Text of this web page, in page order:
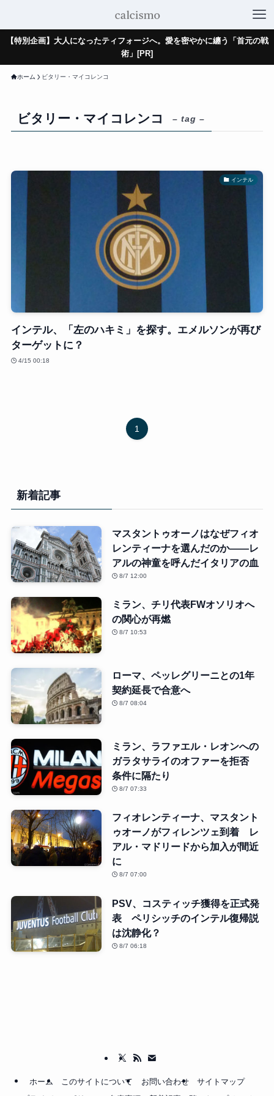
【特別企画】大人になったティフォージへ。愛を密やかに纏う「首元の戦
術」[PR]
ホーム ビタリー・マイコレンコ
ビタリー・マイコレンコ – tag –
インテル
インテル、「左のハキミ」を探す。エメルソンが再び
ターゲットに？
4/15 00:18
1
新着記事
マスタントゥオーノはなぜフィオ
レンティーナを選んだのか――レ
アルの神童を呼んだイタリアの血
8/7 12:00
ミラン、チリ代表FWオソリオへ
の関心が再燃
8/7 10:53
ローマ、ペッレグリーニとの1年
契約延長で合意へ
8/7 08:04
ミラン、ラファエル・レオンへの
ガラタサライのオファーを拒否
条件に隔たり
8/7 07:33
フィオレンティーナ、マスタント
ゥオーノがフィレンツェ到着 レ
アル・マドリードから加入が間近
に
8/7 07:00
PSV、コスティッチ獲得を正式発
表 ペリシッチのインテル復帰説
は沈静化？
8/7 06:18
ホーム このサイトについて お問い合わせ
サイトマップ